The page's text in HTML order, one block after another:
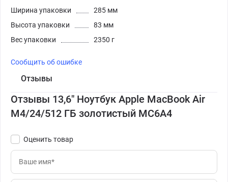
Ширина упаковки
285 мм
Высота упаковки
83 мм
Вес упаковки
2350 г
Сообщить об ошибке
Отзывы
Отзывы 13,6" Ноутбук Apple MacBook Air
M4/24/512 ГБ золотистый MC6A4
Оценить товар